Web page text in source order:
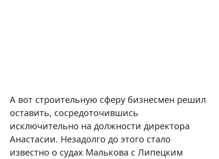
А вот строительную сферу бизнесмен решил
оставить, сосредоточившись
исключительно на должности директора
Анастасии. Незадолго до этого стало
известно о судах Малькова с Липецким